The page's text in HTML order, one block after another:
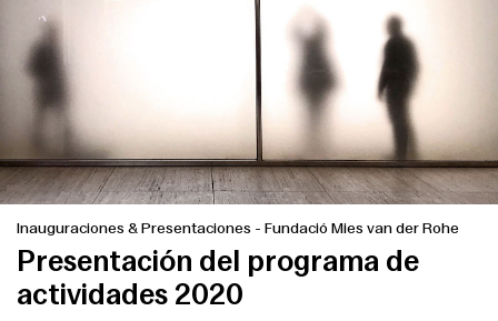
Inauguraciones & Presentaciones - Fundació Mies van der Rohe
Presentación del programa de
actividades 2020